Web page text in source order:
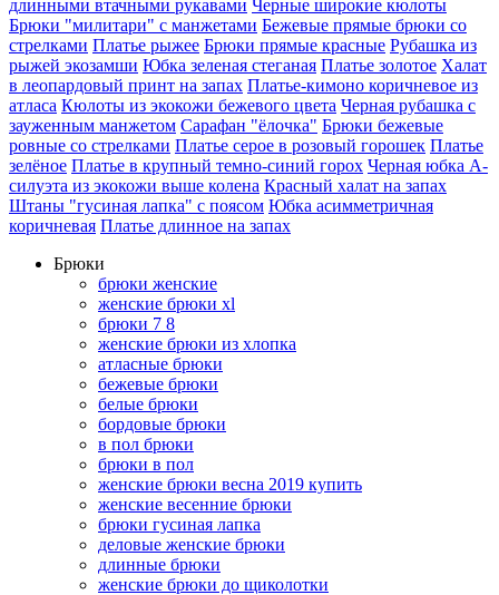
длинными втачными рукавами Черные широкие кюлоты
Брюки "милитари" с манжетами Бежевые прямые брюки со
стрелками Платье рыжее Брюки прямые красные Рубашка из
рыжей экозамши Юбка зеленая стеганая Платье золотое Халат
в леопардовый принт на запах Платье-кимоно коричневое из
атласа Кюлоты из экокожи бежевого цвета Черная рубашка с
зауженным манжетом Сарафан "ёлочка" Брюки бежевые
ровные со стрелками Платье серое в розовый горошек Платье
зелёное Платье в крупный темно-синий горох Черная юбка А-
силуэта из экокожи выше колена Красный халат на запах
Штаны "гусиная лапка" с поясом Юбка асимметричная
коричневая Платье длинное на запах
Брюки
брюки женские
женские брюки xl
брюки 7 8
женские брюки из хлопка
атласные брюки
бежевые брюки
белые брюки
бордовые брюки
в пол брюки
брюки в пол
женские брюки весна 2019 купить
женские весенние брюки
брюки гусиная лапка
деловые женские брюки
длинные брюки
женские брюки до щиколотки